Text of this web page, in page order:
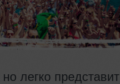
легко